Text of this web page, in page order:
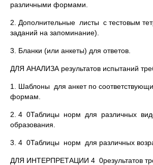
различными формами.
2. Дополнительные листы с тестовым
заданий на запоминание).
3. Бланки (или анкеты) для ответов.
ДЛЯ АНАЛИЗА результатов испытаний
1. Шаблоны для анкет по
формам.
2. 4 0Таблицы норм для различных
образования.
3. 4 0Таблицы норм для различных
ДЛЯ ИНТЕРПРЕТАЦИИ 4 0результатов